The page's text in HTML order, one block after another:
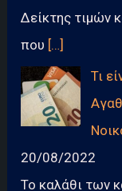
Δείκτης τιμών
που […]
Τι
20/08/2022
Το καλάθι των